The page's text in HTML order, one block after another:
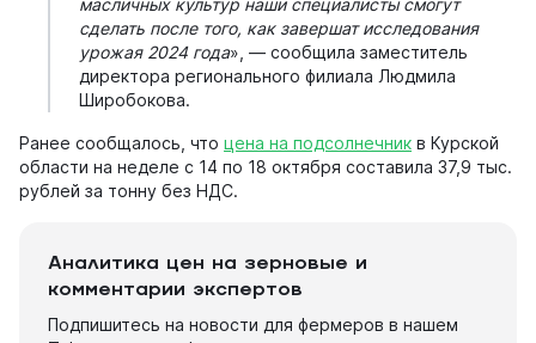
масличных культур наши специалисты смогут
сделать после того, как завершат исследования
урожая 2024 года», — сообщила заместитель
директора регионального филиала Людмила
Широбокова.
Ранее сообщалось, что цена на подсолнечник в Курской
области на неделе с 14 по 18 октября составила 37,9 тыс.
рублей за тонну без НДС.
Аналитика цен на зерновые и
комментарии экспертов
Подпишитесь на новости для фермеров в нашем